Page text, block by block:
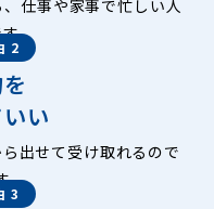
仕事や家事で忙しい人
。
2
い
出せて受け取れるので
。
3